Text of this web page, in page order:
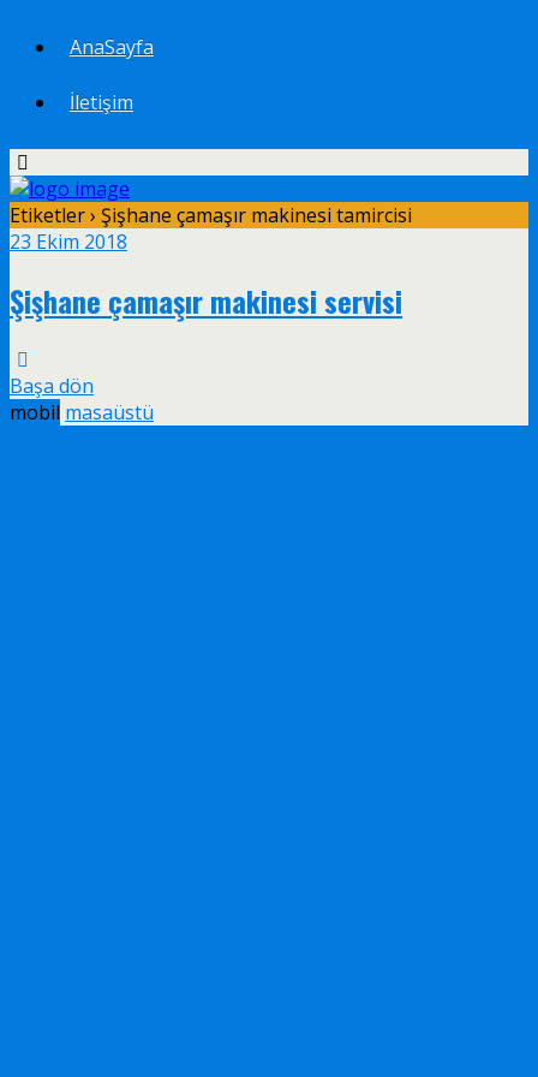
AnaSayfa
İletişim
Etiketler › Şişhane çamaşır makinesi tamircisi
23 Ekim 2018
Şişhane çamaşır makinesi servisi
Başa dön
mobil masaüstü